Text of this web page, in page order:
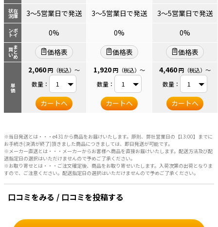
在庫
状況
ポイ
ント
まとめ
買い
単価
3～5営業日で発送 3～5営業日で発送
3～5営業日で発送
0%
0%
0%
価格表
価格表
価格表
2,060 円（税込） ～
数量：
カートへ
1,920円 （税込） ～
数量：
カートへ
4,460円 （税込） ～
数量：
カートへ
※当日発送とは・・・e431から商品をお届けいたします。原則、弊社営業日の【13:00】までに
お手続き(決済が終了)頂きました商品につきましては、即日発送が可能です。
※メーカー直送とは・・・メーカーからお客様へ商品を直接お届けいたします。配送方法及び配
送指定日の選択はいただけませんので予めご了承ください。
※お取り寄せとは・・・ご注文確定後、商品をお取り寄せいたします。入荷次第の出荷となりま
すので、ご注意ください。配送指定日の選択はいただけませんので予めご了承ください。
口コミをみる / 口コミを投稿する